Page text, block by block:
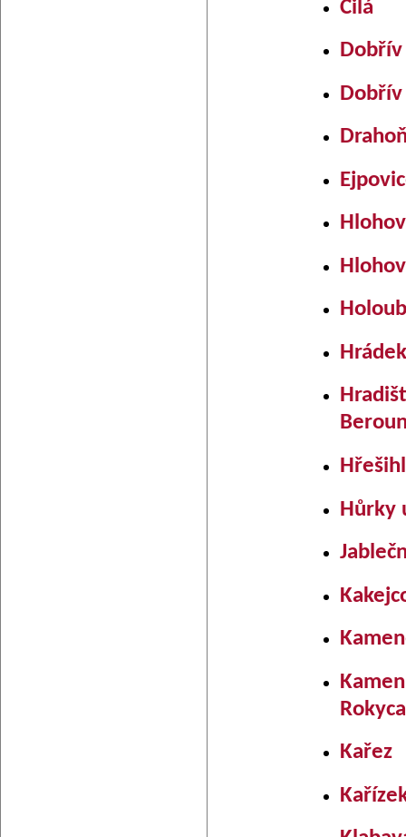
Čilá
Dobřív
Hůrky
Kařez